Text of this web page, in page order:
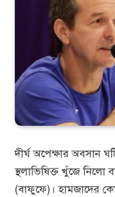
দীর্ঘ অপেক্ষার অবসান
স্থলাভিষিক্ত খুঁজে নিলো
(বাফুফে)। হামজাদের